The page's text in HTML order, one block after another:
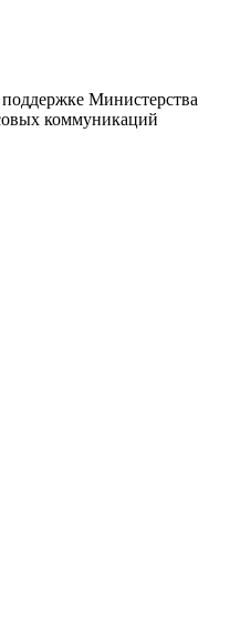
Министерства
коммуникаций